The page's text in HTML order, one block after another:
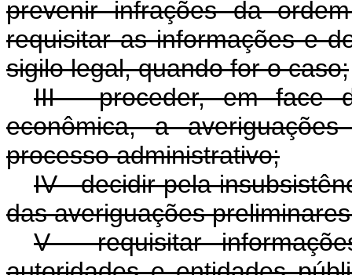
prevenir infrações da
requisitar as informações e
sigilo legal, quando for o caso;
III - proceder, em face
econômica, a
processo administrativo;
IV - decidir pela
das averiguações
V - requisitar